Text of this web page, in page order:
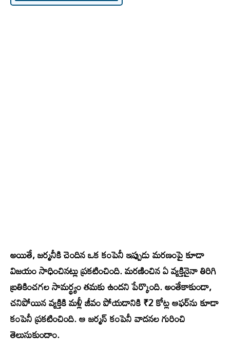
అయితే, జర్మనీకి చెందిన ఒక కంపెనీ ఇప్పుడు మరణంపై కూడా
విజయం సాధించినట్లు ప్రకటించింది. మరణించిన ఏ వ్యక్తినైనా తిరిగి
బ్రతికించగల సామర్థ్యం తమకు ఉందని పేర్కొంది. అంతేకాకుండా,
చనిపోయిన వ్యక్తికి మళ్లీ జీవం పోయడానికి ₹2 కోట్ల ఆఫర్‌ను కూడా
కంపెనీ ప్రకటించింది. ఆ జర్మన్ కంపెనీ వాదనల గురించి
తెలుసుకుందాం.